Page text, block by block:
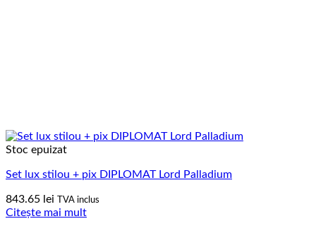
Stoc epuizat
Set lux stilou + pix DIPLOMAT Lord Palladium
843.65 lei TVA inclus
Citește mai mult